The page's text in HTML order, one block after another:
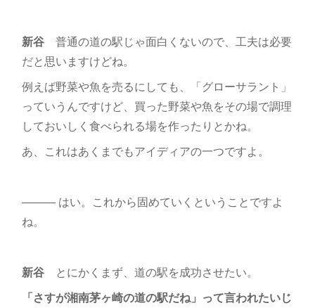
新谷普通の道の駅じゃ面白くないので、工夫は必要
だと思いますけどね。
例えば野菜や魚を売るにしても、「グローサラント」
っていうんですけど、買った野菜や魚をその場で調理
しておいしく食べられる場を作ったりとかね。
あ、これはあくまでもアイディアの一つですよ。
――― はい。これから固めていくということですよ
ね。
新谷とにかくまず、道の駅を成功させたい。
「さすが湘南茅ヶ崎の道の駅だね」って言われたいじ